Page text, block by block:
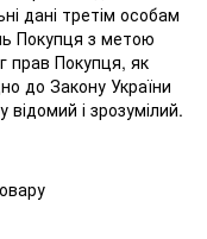
дані третім особам
Покупця з метою
прав Покупця, як
до Закону України
і зрозумілий.